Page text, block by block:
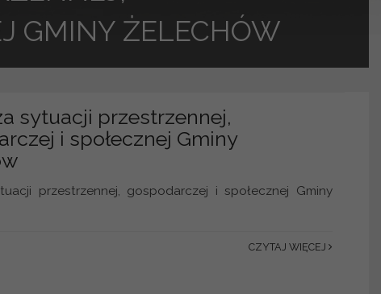
GMINY ŻELECHÓW
sytuacji przestrzennej,
i społecznej Gminy
przestrzennej, gospodarczej i społecznej Gminy
CZYTAJ WIĘCEJ